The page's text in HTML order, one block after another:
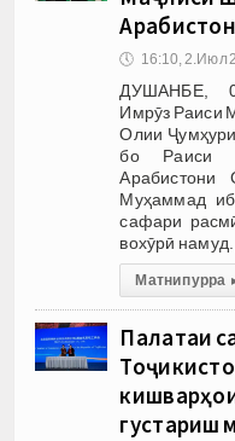
🕔 16:10, 2.Июл
ДУШАНБЕ,
Имрӯз Раиси
Олии
бо Раиси
Арабистони
Муҳаммад
сафари
вохӯрӣ
Матни пурра
Палатаи
густариш